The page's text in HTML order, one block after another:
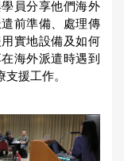
員分享他們海外
前準備、處理傳
實地設備及如何
海外派遣時遇到
援工作。